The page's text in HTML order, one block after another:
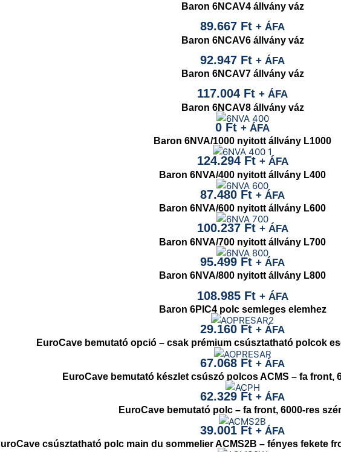
Baron 6NCAV4 állvány váz
89.667 Ft + ÁFA
Baron 6NCAV6 állvány váz
92.947 Ft + ÁFA
Baron 6NCAV7 állvány váz
117.004 Ft + ÁFA
Baron 6NCAV8 állvány váz
0 Ft + ÁFA
Baron 6NVA/1000 nyitott állvány L1000
124.294 Ft + ÁFA
Baron 6NVA/400 nyitott állvány L400
87.480 Ft + ÁFA
Baron 6NVA/600 nyitott állvány L600
100.237 Ft + ÁFA
Baron 6NVA/700 nyitott állvány L700
95.499 Ft + ÁFA
Baron 6NVA/800 nyitott állvány L800
108.985 Ft + ÁFA
Baron 6PIC4 polc semleges elemhez
29.160 Ft + ÁFA
EuroCave bemutató opció – csak prémium csúsztatható polcok
67.068 Ft + ÁFA
EuroCave bemutató készlet csúszó polcos ACMS – fa front,
62.329 Ft + ÁFA
EuroCave bemutató polc – fa front, 6000-res
39.001 Ft + ÁFA
csúsztatható polc main du sommelier ACMS2B – fényes fekete